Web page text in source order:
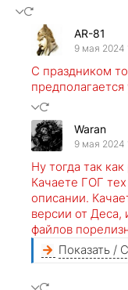
AR-81
9 мая 2024
С праздником
предполагается
Waran
9 мая 2024
Ну тогда так
Качаете ГОГ
описании.
версии от
файлов
Показать /